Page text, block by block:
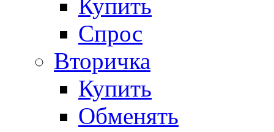
Купить
Спрос
Вторичка
Купить
Обменять